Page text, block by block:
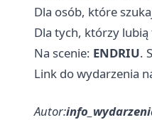
Dla osób, które
Dla tych, którzy lubią
Na scenie: ENDRIU.
Link do wydarzenia
Autor: